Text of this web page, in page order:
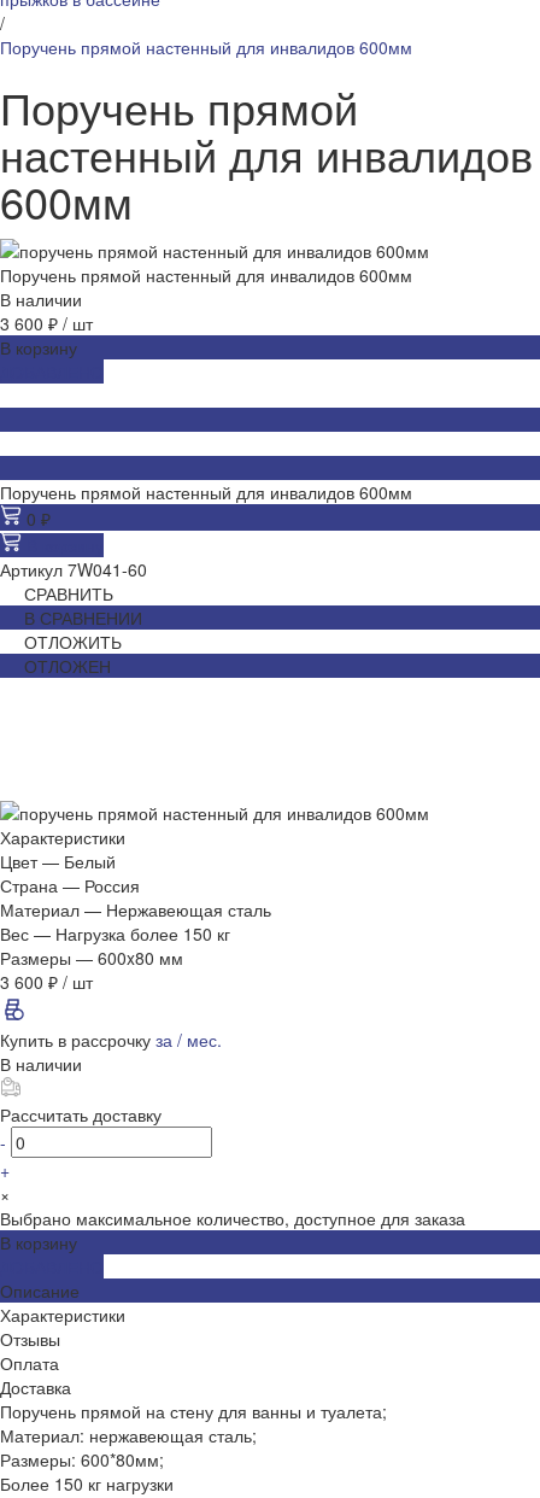
/
Поручень прямой настенный для инвалидов 600мм
Поручень прямой
настенный для инвалидов
600мм
Поручень прямой настенный для инвалидов 600мм
В наличии
3 600 ₽ / шт
В корзину
Поручень прямой настенный для инвалидов 600мм
0 ₽
Артикул 7W041-60
СРАВНИТЬ
В СРАВНЕНИИ
ОТЛОЖИТЬ
ОТЛОЖЕН
Характеристики
Цвет — Белый
Страна — Россия
Материал — Нержавеющая сталь
Вес — Нагрузка более 150 кг
Размеры — 600x80 мм
3 600 ₽ / шт
Купить в рассрочку за / мес.
В наличии
Рассчитать доставку
-
+
×
Выбрано максимальное количество, доступное для заказа
В корзину
Описание
Характеристики
Отзывы
Оплата
Доставка
Поручень прямой на стену для ванны и туалета;
Материал: нержавеющая сталь;
Размеры: 600*80мм;
Более 150 кг нагрузки